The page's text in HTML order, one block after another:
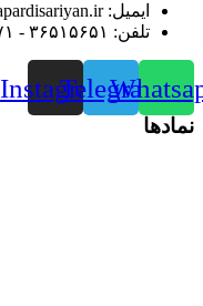
ایمیل: info@irsapardisariyan.ir
تلفن: ۳۶۵۱۵۶۵۱ - ۰۷۱
Telegram
Instagram
نمادها